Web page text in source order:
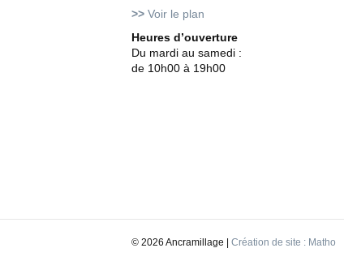
>> Voir le plan
Heures d’ouverture
Du mardi au samedi :
de 10h00 à 19h00
© 2026 Ancramillage | Création de site : Matho